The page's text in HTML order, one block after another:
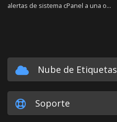
alertas de sistema cPanel a una o...
Nube de Etiquetas
Soporte